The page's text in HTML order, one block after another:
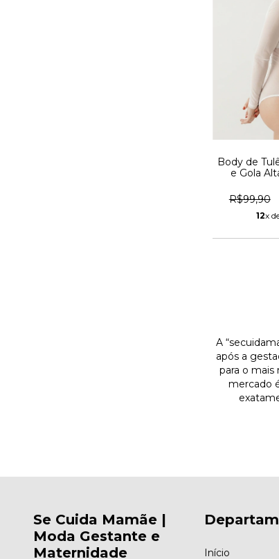
Body de
e Gola
R$99,90
12x
A
após a
para o
mercado
Se Cuida Mamãe |
Moda Gestante e
Maternidade
Início